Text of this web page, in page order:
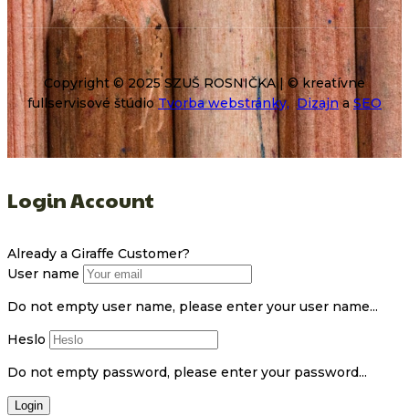
Copyright © 2025 SZUŠ ROSNIČKA | © kreatívne
fullservisové štúdioTvorba webstránky, DizajnaSEO
Login Account
Already a Giraffe Customer?
User name
Do not empty user name, please enter your user name...
Heslo
Do not empty password, please enter your password...
Login